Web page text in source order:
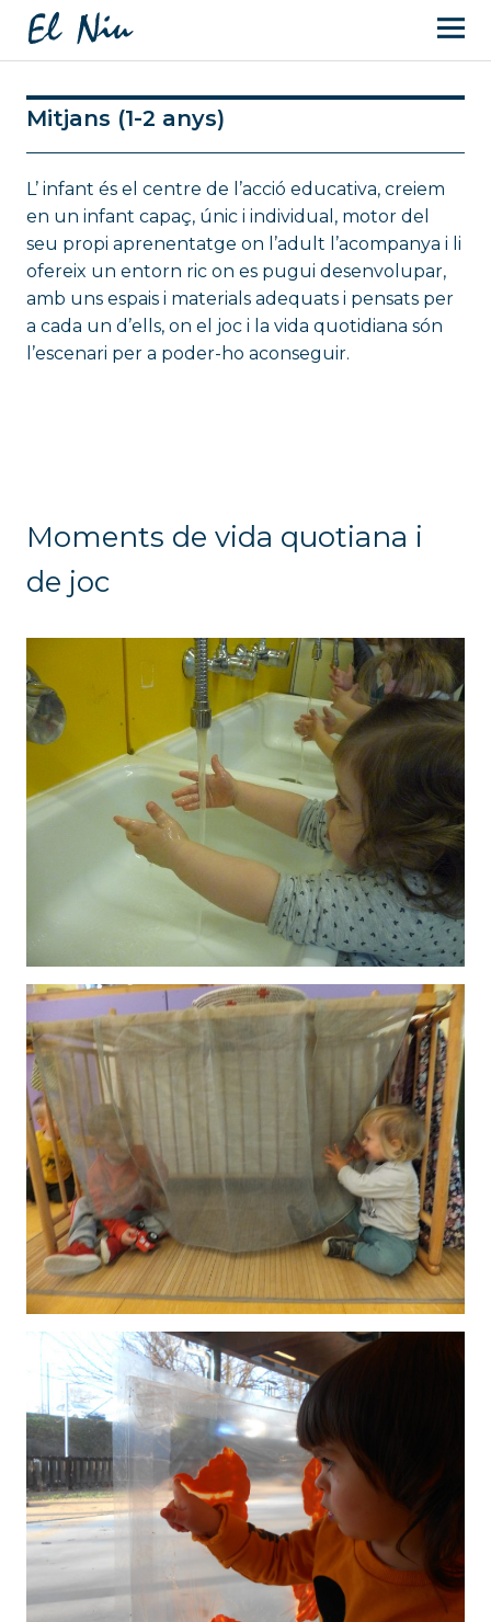
Mitjans (1-2 anys)
L’ infant és el centre de l’acció educativa, creiem
en un infant capaç, únic i individual, motor del
seu propi aprenentatge on l’adult l’acompanya i li
ofereix un entorn ric on es pugui desenvolupar,
amb uns espais i materials adequats i pensats per
a cada un d’ells, on el joc i la vida quotidiana són
l’escenari per a poder-ho aconseguir.
Moments de vida quotiana i
de joc